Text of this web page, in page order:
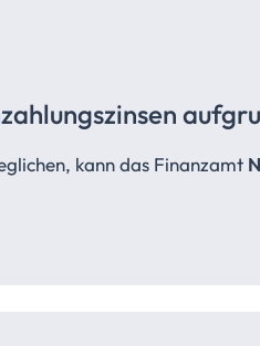
kann das Finanzamt